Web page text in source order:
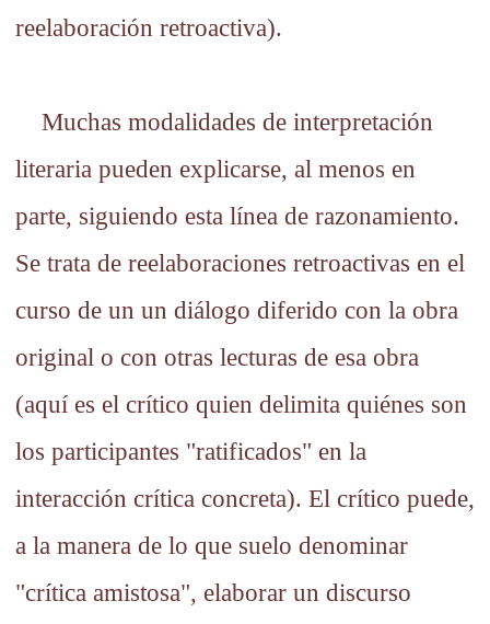
reelaboración retroactiva).
Muchas modalidades de interpretación
literaria pueden explicarse, al menos en
parte, siguiendo esta línea de razonamiento.
Se trata de reelaboraciones retroactivas en el
curso de un un diálogo diferido con la obra
original o con otras lecturas de esa obra
(aquí es el crítico quien delimita quiénes son
los participantes "ratificados" en la
interacción crítica concreta). El crítico puede,
a la manera de lo que suelo denominar
"crítica amistosa", elaborar un discurso